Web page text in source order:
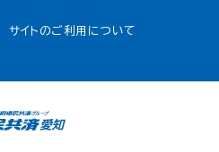
サイトのご利用について